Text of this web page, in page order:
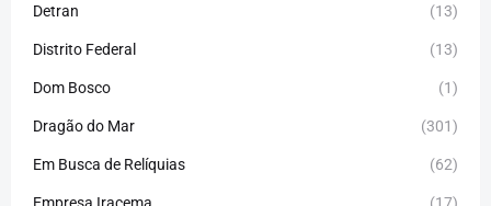
Detran (13)
Distrito Federal (13)
Dom Bosco (1)
Dragão do Mar (301)
Em Busca de Relíquias (62)